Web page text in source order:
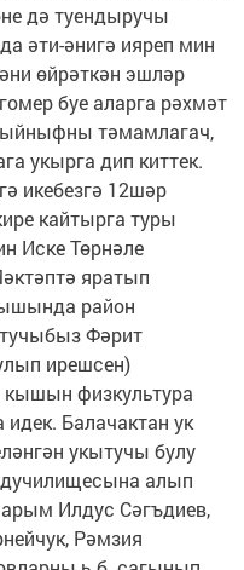
дә туендыручы
әти-әнигә ияреп мин
өйрәткән эшләр
буе аларга рәхмәт
тәмамлагач,
укырга дип киттек.
икебезгә 12шәр
кайтырга туры
Иске Төрнәле
яратып
район
Фәрит
ирешсен)
физкультура
Балачактан ук
укытучы булу
алып
Илдус Сәгъдиев,
Рәмзия